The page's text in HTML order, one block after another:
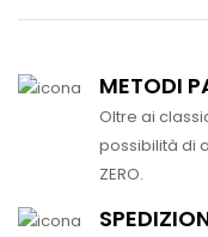
METODI
Oltre ai
possibilità di
ZERO.